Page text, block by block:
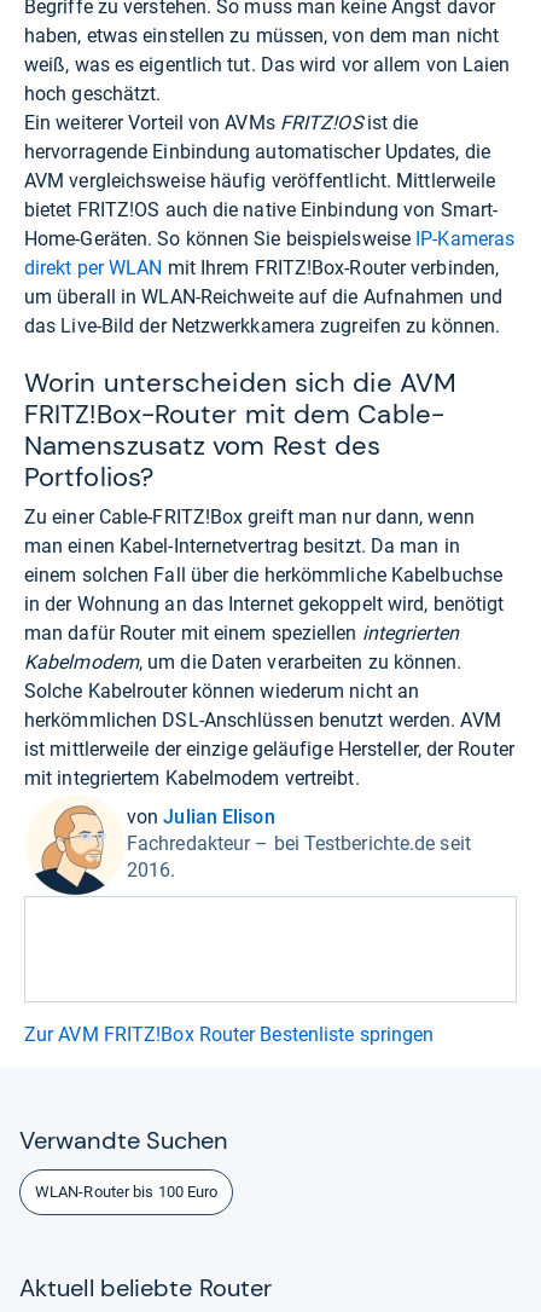
Begriffe zu verstehen. So muss man keine Angst davor
haben, etwas einstellen zu müssen, von dem man nicht
weiß, was es eigentlich tut. Das wird vor allem von Laien
hoch geschätzt.
Ein weiterer Vorteil von AVMs FRITZ!OSist die
hervorragende Einbindung automatischer Updates, die
AVM vergleichsweise häufig veröffentlicht. Mittlerweile
bietet FRITZ!OS auch die native Einbindung von Smart-
Home-Geräten. So können Sie beispielsweise IP-Kameras
direkt per WLAN mit Ihrem FRITZ!Box-Router verbinden,
um überall in WLAN-Reichweite auf die Aufnahmen und
das Live-Bild der Netzwerkkamera zugreifen zu können.
Worin unterscheiden sich die AVM
FRITZ!Box-Router mit dem Cable-
Namenszusatz vom Rest des
Portfolios?
Zu einer Cable-FRITZ!Box greift man nur dann, wenn
man einen Kabel-Internetvertrag besitzt. Da man in
einem solchen Fall über die herkömmliche Kabelbuchse
in der Wohnung an das Internet gekoppelt wird, benötigt
man dafür Router mit einem speziellen integrierten
Kabelmodem, um die Daten verarbeiten zu können.
Solche Kabelrouter können wiederum nicht an
herkömmlichen DSL-Anschlüssen benutzt werden. AVM
ist mittlerweile der einzige geläufige Hersteller, der Router
mit integriertem Kabelmodem vertreibt.
vonJulian Elison
Fachredakteur – bei Testberichte.de seit
2016.
Zur AVM FRITZ!Box Router Bestenliste springen
Ver­wandte Suchen
WLAN-Router bis 100 Euro
Aktu­ell beliebte Rou­ter